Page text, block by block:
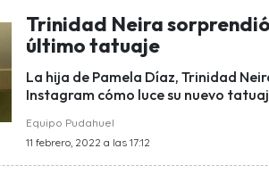
Trinidad Neira sorprendió
último tatuaje
La hija de Pamela Díaz, Trinidad
Instagram cómo luce su nuevo
Equipo Pudahuel
11 febrero, 2022 a las 17:12